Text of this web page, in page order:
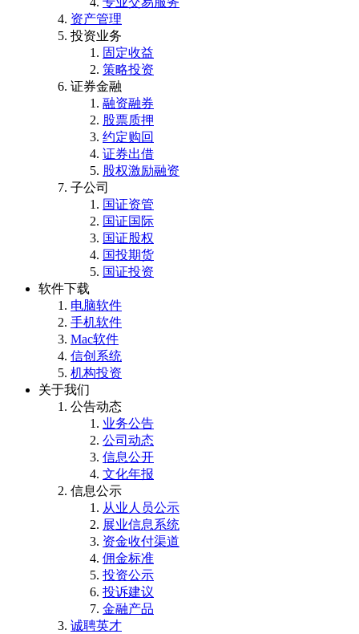
资产管理
投资业务
固定收益
策略投资
证券金融
融资融券
股票质押
约定购回
证券出借
股权激励融资
子公司
国证资管
国证国际
国证股权
国投期货
国证投资
软件下载
电脑软件
手机软件
Mac软件
信创系统
机构投资
关于我们
公告动态
业务公告
公司动态
信息公开
文化年报
信息公示
从业人员公示
展业信息系统
资金收付渠道
佣金标准
投资公示
投诉建议
金融产品
诚聘英才